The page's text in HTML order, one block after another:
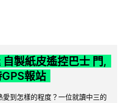
製紙皮遙控巴士 門,
報站
到怎樣的程度？一位就讀中三的